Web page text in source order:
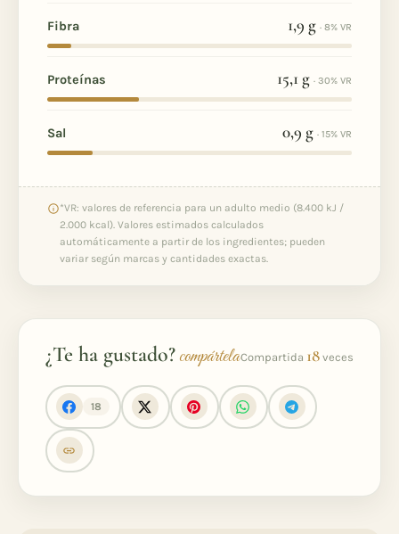
Fibra 1,9 g · 8% VR
Proteínas 15,1 g · 30% VR
Sal 0,9 g · 15% VR
*VR: valores de referencia para un adulto medio (8.400 kJ /
2.000 kcal). Valores estimados calculados
automáticamente a partir de los ingredientes; pueden
variar según marcas y cantidades exactas.
¿Te ha gustado?compártelaCompartida 18 veces
18